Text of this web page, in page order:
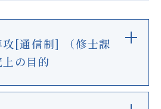
ード
攻[通信制] （修士課
の目的